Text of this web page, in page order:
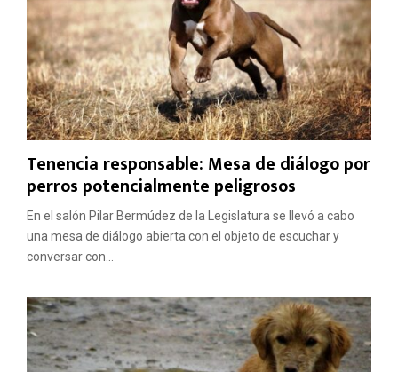
Tenencia responsable: Mesa de diálogo por
perros potencialmente peligrosos
En el salón Pilar Bermúdez de la Legislatura se llevó a cabo
una mesa de diálogo abierta con el objeto de escuchar y
conversar con...